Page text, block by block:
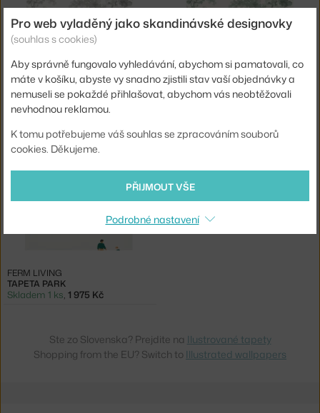
BORASTAPETER BORASTAPETER
TAPETA PARK
FERM LIVING
Skladem 1 ks, 1 975 Kč
Ste zo Slovenska? Prejdite na Ilustrované tapety
Shopping from the EU? Switch to Illustrated wallpapers
Pro web vyladěný jako skandinávské designovky
(souhlas s cookies)
Aby správně fungovalo vyhledávání, abychom si pamatovali, co
máte v košíku, abyste vy snadno zjistili stav vaší objednávky a
nemuseli se pokaždé přihlašovat, abychom vás neobtěžovali
nevhodnou reklamou.
K tomu potřebujeme váš souhlas se zpracováním souborů
cookies. Děkujeme.
PŘIJMOUT VŠE
Podrobné nastavení